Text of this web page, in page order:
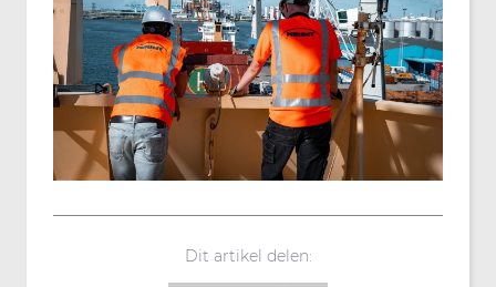
Dit artikel delen: